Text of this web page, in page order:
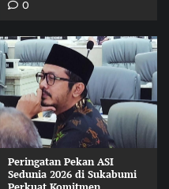
0
Peringatan Pekan ASI
Sedunia 2026 di Sukabumi